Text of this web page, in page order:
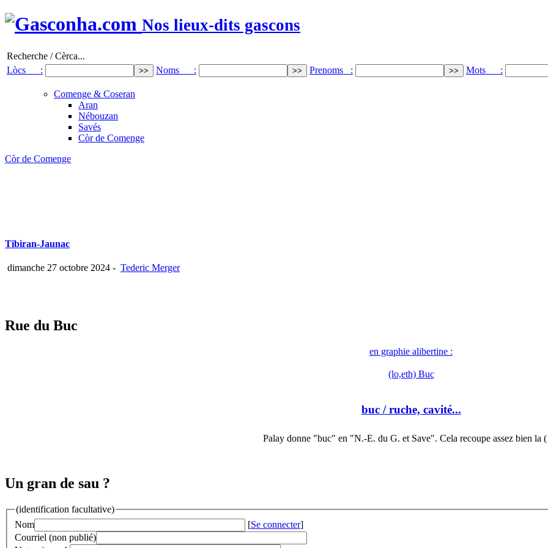
Nos lieux-dits gascons
Recherche / Cèrca...
Lòcs :
Noms : Prenoms : Mots :
Comenge & Coseran
Aran
Nébouzan
Savés
Còr de Comenge
Còr de Comenge
Tibiran-Jaunac
dimanche 27 octobre 2024 - Tederic Merger
Rue du Buc
en graphie alibertine :
(lo,eth) Buc
buc/ ruche, cavité...
Palay donne "buc" en "N.-E. du G. et Save". Cela recoupe assez bien la
Un gran de sau ?
(identification facultative)
Nom
[Se connecter]
Courriel (non publié)